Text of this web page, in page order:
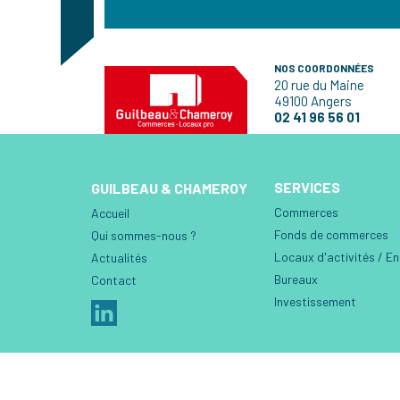
NOS COORDONNÉES
20 rue du Maine
49100 Angers
02 41 96 56 01
GUILBEAU & CHAMEROY
Accueil
Qui sommes-nous ?
Actualités
Contact
SERVICES
Commerces
Fonds de commerces
Locaux d'activités /
Bureaux
Investissement